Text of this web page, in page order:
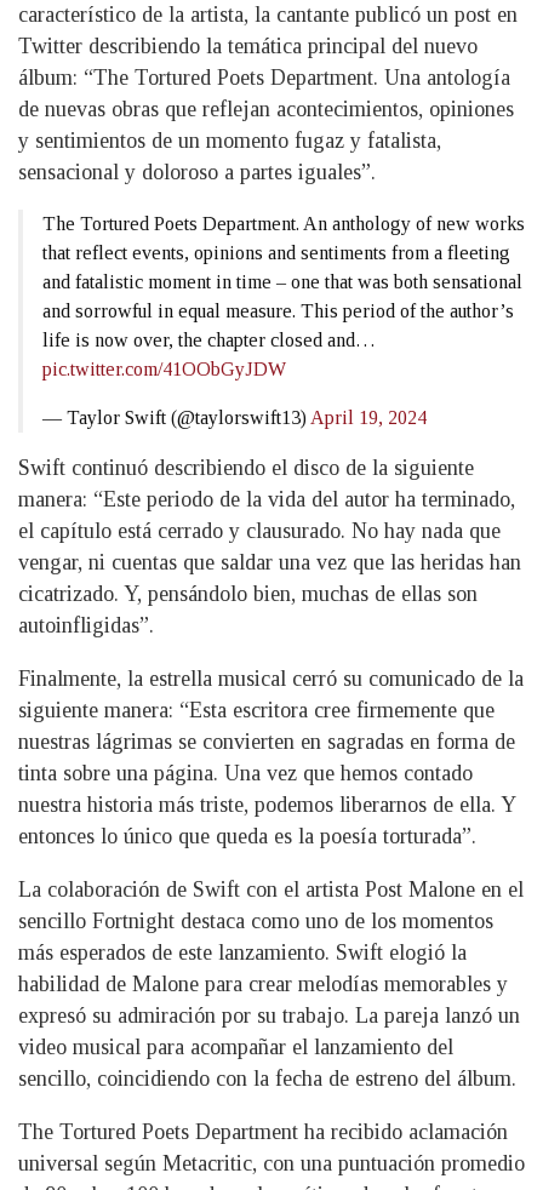
característico de la artista, la cantante publicó un post en
Twitter describiendo la temática principal del nuevo
álbum: “The Tortured Poets Department. Una antología
de nuevas obras que reflejan acontecimientos, opiniones
y sentimientos de un momento fugaz y fatalista,
sensacional y doloroso a partes iguales”.
The Tortured Poets Department. An anthology of new works
that reflect events, opinions and sentiments from a fleeting
and fatalistic moment in time – one that was both sensational
and sorrowful in equal measure. This period of the author’s
life is now over, the chapter closed and…
pic.twitter.com/41OObGyJDW
— Taylor Swift (@taylorswift13) April 19, 2024
Swift continuó describiendo el disco de la siguiente
manera: “Este periodo de la vida del autor ha terminado,
el capítulo está cerrado y clausurado. No hay nada que
vengar, ni cuentas que saldar una vez que las heridas han
cicatrizado. Y, pensándolo bien, muchas de ellas son
autoinfligidas”.
Finalmente, la estrella musical cerró su comunicado de la
siguiente manera: “Esta escritora cree firmemente que
nuestras lágrimas se convierten en sagradas en forma de
tinta sobre una página. Una vez que hemos contado
nuestra historia más triste, podemos liberarnos de ella. Y
entonces lo único que queda es la poesía torturada”.
La colaboración de Swift con el artista Post Malone en el
sencillo Fortnight destaca como uno de los momentos
más esperados de este lanzamiento. Swift elogió la
habilidad de Malone para crear melodías memorables y
expresó su admiración por su trabajo. La pareja lanzó un
video musical para acompañar el lanzamiento del
sencillo, coincidiendo con la fecha de estreno del álbum.
The Tortured Poets Department ha recibido aclamación
universal según Metacritic, con una puntuación promedio